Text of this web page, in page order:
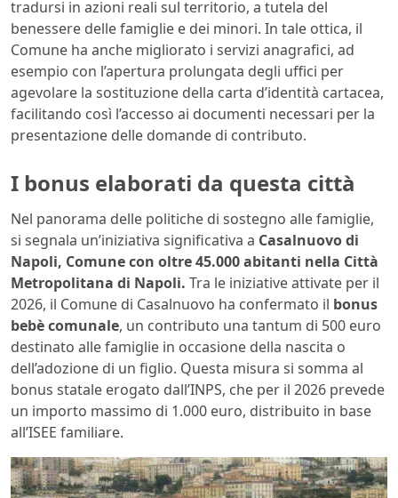
tradursi in azioni reali sul territorio, a tutela del
benessere delle famiglie e dei minori. In tale ottica, il
Comune ha anche migliorato i servizi anagrafici, ad
esempio con l’apertura prolungata degli uffici per
agevolare la sostituzione della carta d’identità cartacea,
facilitando così l’accesso ai documenti necessari per la
presentazione delle domande di contributo.
I bonus elaborati da questa città
Nel panorama delle politiche di sostegno alle famiglie,
si segnala un’iniziativa significativa a Casalnuovo di
Napoli, Comune con oltre 45.000 abitanti nella Città
Metropolitana di Napoli. Tra le iniziative attivate per il
2026, il Comune di Casalnuovo ha confermato il bonus
bebè comunale, un contributo una tantum di 500 euro
destinato alle famiglie in occasione della nascita o
dell’adozione di un figlio. Questa misura si somma al
bonus statale erogato dall’INPS, che per il 2026 prevede
un importo massimo di 1.000 euro, distribuito in base
all’ISEE familiare.